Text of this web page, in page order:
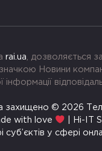
rai.ua , дозволяється
Новини
інформації
захищено © 2026
with love
| Hi-IT
суб’єктів у сфері